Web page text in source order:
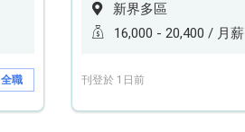
全職
新界多區
16,000 - 20,400 / 月薪
刊登於 1日前